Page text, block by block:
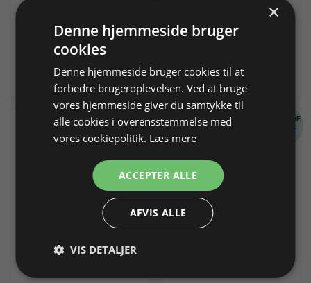
På lager
28,00 DKK
Info Læg i kurv
Varenr. 864451
Info
MÆNGDE
RABAT
Ferskvandsperle, anboret
MÆNGDE
RABAT
Ferskvandskulturperle
×
Denne hjemmeside bruger
cookies
Denne hjemmeside bruger cookies til at
forbedre brugeroplevelsen. Ved at bruge
vores hjemmeside giver du samtykke til
alle cookies i overensstemmelse med
vores cookiepolitik. Læs mere
ACCEPTER ALLE
AFVIS ALLE
VIS DETALJER